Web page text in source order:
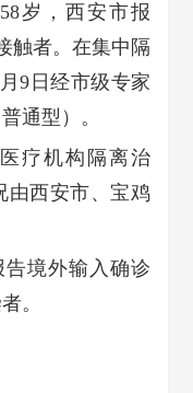
岁，西安市报
触者。在集中隔
9日经市级专家
通型）。
疗机构隔离治
由西安市、宝鸡
告境外输入确诊
。